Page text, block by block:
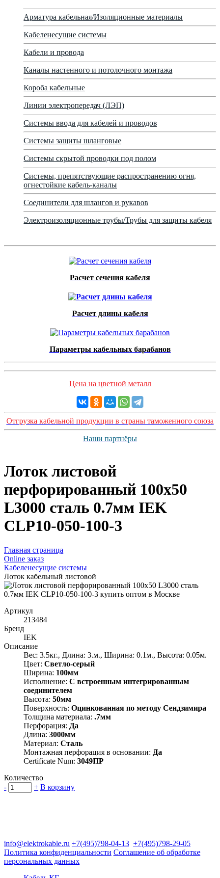
Арматура кабельная/Изоляционные материалы
Кабеленесущие системы
Кабели и провода
Каналы настенного и потолочного монтажа
Короба кабельные
Линии электропередач (ЛЭП)
Системы ввода для кабелей и проводов
Системы защиты шланговые
Системы скрытой проводки под полом
Системы, препятствующие распространению огня,
огнестойкие кабель-каналы
Соединители для шлангов и рукавов
Электроизоляционные трубы/Трубы для защиты кабеля
Расчет сечения кабеля
Расчет длины кабеля
Параметры кабельных барабанов
Цена на цветной металл
Отгрузка кабельной продукции в страны таможенного союза
Наши партнёры
Лоток листовой
перфорированный 100х50
L3000 сталь 0.7мм IEK
CLP10-050-100-3
Главная страница
Оnline заказ
Кабеленесущие системы
Лоток кабельный листовой
Артикул
213484
Бренд
IEK
Описание
Вес: 3.5кг., Длина: 3.м., Ширина: 0.1м., Высота: 0.05м.
Цвет: Светло-серый
Ширина: 100мм
Исполнение: С встроенным интегрированным
соединителем
Высота: 50мм
Поверхность: Оцинкованная по методу Сендзимира
Толщина материала: .7мм
Перфорация: Да
Длина: 3000мм
Материал: Сталь
Монтажная перфорация в основании: Да
Certificate Num: 3049ПР
Количество
-
+ В корзину
info@elektrokable.ru +7(495)798-04-13 +7(495)798-29-05
Политика конфиденциальности Соглашение об обработке
персональных данных